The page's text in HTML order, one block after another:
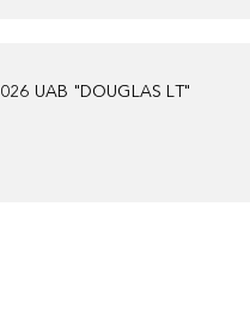
UAB "DOUGLAS LT"